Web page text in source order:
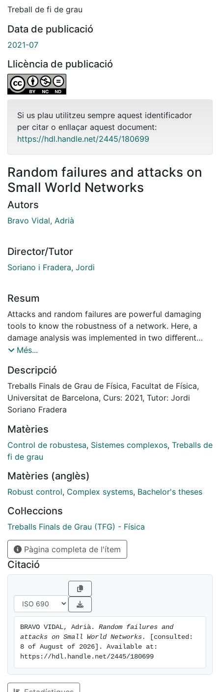
Treball de fi de grau
Data de publicació
2021-07
Llicència de publicació
Si us plau utilitzeu sempre aquest identificador
per citar o enllaçar aquest document:
https://hdl.handle.net/2445/180699
Random failures and attacks on
Small World Networks
Autors
Bravo Vidal, Adrià
Director/Tutor
Soriano i Fradera, Jordi
Resum
Attacks and random failures are powerful damaging
tools to know the robustness of a network. Here, a
damage analysis was implemented in two diﬀerent
systems. In a ﬁrst system, we characterized the
social network. The results revealed that those nodes
with a higher degree have a higher contribution to the
exchanging infor-mation capacity of the network than
those with higher betweenness centrality. In a second
functional network of two neuronal cultures, one with
a homogeneous distribution of neurons and another
with an anisotropic, patterned structure. Results
failures, but that the patterned network was sensitive
to attacks. This suggests that the pattern network is
centrality
Més...
Descripció
Treballs Finals de Grau de Física, Facultat de Física,
Universitat de Barcelona, Curs: 2021, Tutor: Jordi
Soriano Fradera
Matèries
Control de robustesa, Sistemes complexos, Treballs de
fi de grau
Matèries (anglès)
Robust control, Complex systems, Bachelor's theses
Col·leccions
Treballs Finals de Grau (TFG) - Física
Pàgina completa de l'ítem
Citació
BRAVO VIDAL, Adrià. Random failures and
attacks on Small World Networks.
[consulted:
8 of August of 2026]. Available at:
https://hdl.handle.net/2445/180699